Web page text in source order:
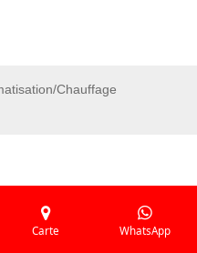
Chauffage
Carte WhatsApp